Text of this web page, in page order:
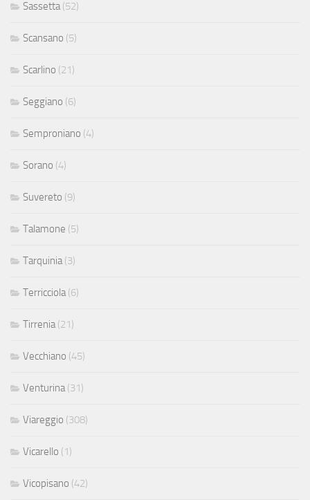
Sassetta (52)
Scansano (5)
Scarlino (21)
Seggiano (6)
Semproniano (4)
Sorano (4)
Suvereto (9)
Talamone (5)
Tarquinia (3)
Terricciola (6)
Tirrenia (21)
Vecchiano (45)
Venturina (31)
Viareggio (308)
Vicarello (1)
Vicopisano (42)